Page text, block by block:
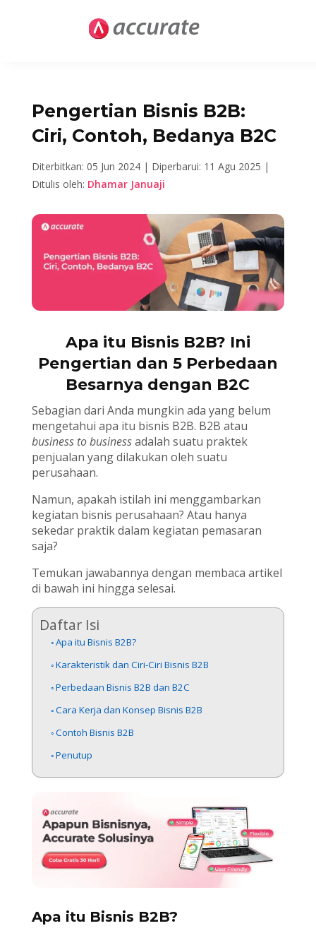
Pengertian Bisnis B2B:
Ciri, Contoh, Bedanya B2C
Diterbitkan: 05 Jun 2024 | Diperbarui: 11 Agu 2025 |
Ditulis oleh: Dhamar Januaji
Apa itu Bisnis B2B? Ini
Pengertian dan 5 Perbedaan
Besarnya dengan B2C
Sebagian dari Anda mungkin ada yang belum
mengetahui apa itu bisnis B2B. B2B atau
business to businessadalah suatu praktek
penjualan yang dilakukan oleh suatu
perusahaan.
Namun, apakah istilah ini menggambarkan
kegiatan bisnis perusahaan? Atau hanya
sekedar praktik dalam kegiatan pemasaran
saja?
Temukan jawabannya dengan membaca artikel
di bawah ini hingga selesai.
Daftar Isi
Apa itu Bisnis B2B?
Karakteristik dan Ciri-Ciri Bisnis B2B
Perbedaan Bisnis B2B dan B2C
Cara Kerja dan Konsep Bisnis B2B
Contoh Bisnis B2B
Penutup
Apa itu Bisnis B2B?